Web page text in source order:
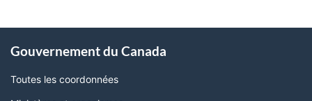
propos
de
ce
Gouvernement du Canada
Toutes les coordonnées